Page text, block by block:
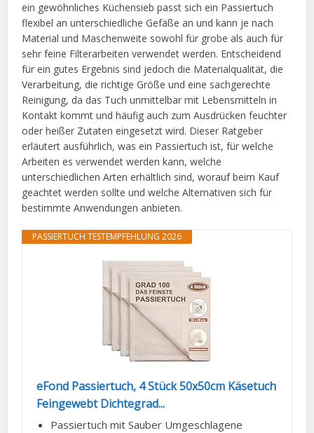
ein gewöhnliches Küchensieb passt sich ein Passiertuch
flexibel an unterschiedliche Gefäße an und kann je nach
Material und Maschenweite sowohl für grobe als auch für
sehr feine Filterarbeiten verwendet werden. Entscheidend
für ein gutes Ergebnis sind jedoch die Materialqualität, die
Verarbeitung, die richtige Größe und eine sachgerechte
Reinigung, da das Tuch unmittelbar mit Lebensmitteln in
Kontakt kommt und häufig auch zum Ausdrücken feuchter
oder heißer Zutaten eingesetzt wird. Dieser Ratgeber
erläutert ausführlich, was ein Passiertuch ist, für welche
Arbeiten es verwendet werden kann, welche
unterschiedlichen Arten erhältlich sind, worauf beim Kauf
geachtet werden sollte und welche Alternativen sich für
bestimmte Anwendungen anbieten.
PASSIERTUCH TESTEMPFEHLUNG 2026
eFond Passiertuch, 4 Stück 50x50cm Käsetuch
Feingewebt Dichtegrad...
Passiertuch mit Sauber Umgeschlagene